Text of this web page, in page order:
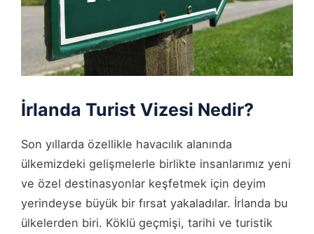
İrlanda Turist Vizesi Nedir?
Son yıllarda özellikle havacılık alanında
ülkemizdeki gelişmelerle birlikte insanlarımız yeni
ve özel destinasyonlar keşfetmek için deyim
yerindeyse büyük bir fırsat yakaladılar. İrlanda bu
ülkelerden biri. Köklü geçmişi, tarihi ve turistik